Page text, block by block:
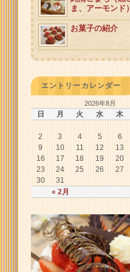
ま、アーモンド）
お菓子の紹介
エントリーカレンダー
2026年8月
日 月 火 水 木
« 2月
2
3 4 5 6
9
10 11 12 13
16
17 18 19 20
23
24 25 26 27
30
31